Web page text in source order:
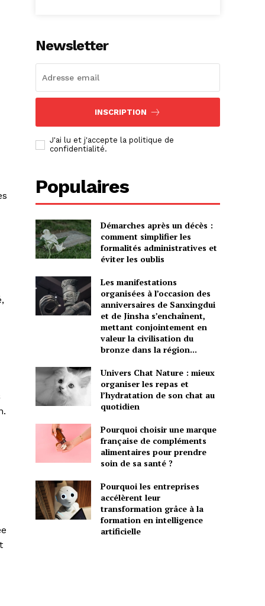
Newsletter
INSCRIPTION
J'ai lu et j'accepte la politique de
confidentialité.
Populaires
Démarches après un décès :
comment simplifier les
formalités administratives et
éviter les oublis
Les manifestations
organisées à l’occasion des
anniversaires de Sanxingdui
et de Jinsha s’enchaînent,
mettant conjointement en
valeur la civilisation du
bronze dans la région...
Univers Chat Nature : mieux
organiser les repas et
l’hydratation de son chat au
quotidien
Pourquoi choisir une marque
française de compléments
alimentaires pour prendre
soin de sa santé ?
Pourquoi les entreprises
accélèrent leur
transformation grâce à la
formation en intelligence
artificielle